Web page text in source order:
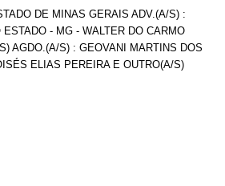
DE MINAS GERAIS ADV.(A/S) :
- MG - WALTER DO CARMO
AGDO.(A/S) : GEOVANI MARTINS DOS
ELIAS PEREIRA E OUTRO(A/S)